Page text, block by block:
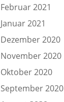
Februar 2021
Januar 2021
Dezember 2020
November 2020
Oktober 2020
September 2020